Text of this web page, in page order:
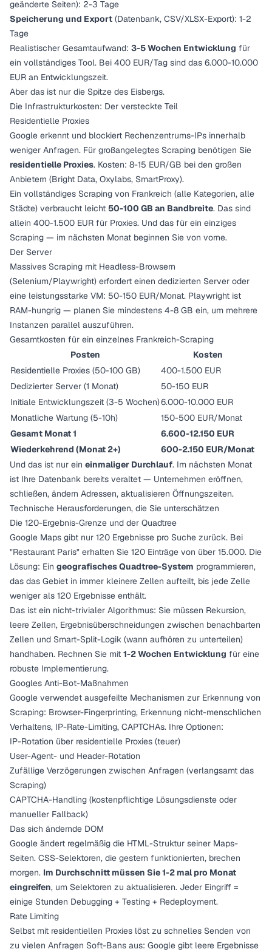
geänderte Seiten): 2-3 Tage
Speicherung und Export (Datenbank, CSV/XLSX-Export): 1-2
Tage
Realistischer Gesamtaufwand: 3-5 Wochen Entwicklung für
ein vollständiges Tool. Bei 400 EUR/Tag sind das 6.000-10.000
EUR an Entwicklungszeit.
Aber das ist nur die Spitze des Eisbergs.
Die Infrastrukturkosten: Der versteckte Teil
Residentielle Proxies
Google erkennt und blockiert Rechenzentrums-IPs innerhalb
weniger Anfragen. Für großangelegtes Scraping benötigen Sie
residentielle Proxies. Kosten: 8-15 EUR/GB bei den großen
Anbietern (Bright Data, Oxylabs, SmartProxy).
Ein vollständiges Scraping von Frankreich (alle Kategorien, alle
Städte) verbraucht leicht 50-100 GB an Bandbreite. Das sind
allein 400-1.500 EUR für Proxies. Und das für ein einziges
Scraping — im nächsten Monat beginnen Sie von vorne.
Der Server
Massives Scraping mit Headless-Browsern
(Selenium/Playwright) erfordert einen dedizierten Server oder
eine leistungsstarke VM: 50-150 EUR/Monat. Playwright ist
RAM-hungrig — planen Sie mindestens 4-8 GB ein, um mehrere
Instanzen parallel auszuführen.
Gesamtkosten für ein einzelnes Frankreich-Scraping
Posten
Kosten
Residentielle Proxies (50-100 GB)
400-1.500 EUR
Dedizierter Server (1 Monat)
50-150 EUR
Initiale Entwicklungszeit (3-5 Wochen)6.000-10.000 EUR
Monatliche Wartung (5-10h)
150-500 EUR/Monat
Gesamt Monat 1
6.600-12.150 EUR
Wiederkehrend (Monat 2+)
600-2.150 EUR/Monat
Und das ist nur ein einmaliger Durchlauf. Im nächsten Monat
ist Ihre Datenbank bereits veraltet — Unternehmen eröffnen,
schließen, ändern Adressen, aktualisieren Öffnungszeiten.
Technische Herausforderungen, die Sie unterschätzen
Die 120-Ergebnis-Grenze und der Quadtree
Google Maps gibt nur 120 Ergebnisse pro Suche zurück. Bei
"Restaurant Paris" erhalten Sie 120 Einträge von über 15.000. Die
Lösung: Ein geografisches Quadtree-System programmieren,
das das Gebiet in immer kleinere Zellen aufteilt, bis jede Zelle
weniger als 120 Ergebnisse enthält.
Das ist ein nicht-trivialer Algorithmus: Sie müssen Rekursion,
leere Zellen, Ergebnisüberschneidungen zwischen benachbarten
Zellen und Smart-Split-Logik (wann aufhören zu unterteilen)
handhaben. Rechnen Sie mit 1-2 Wochen Entwicklung für eine
robuste Implementierung.
Googles Anti-Bot-Maßnahmen
Google verwendet ausgefeilte Mechanismen zur Erkennung von
Scraping: Browser-Fingerprinting, Erkennung nicht-menschlichen
Verhaltens, IP-Rate-Limiting, CAPTCHAs. Ihre Optionen:
IP-Rotation über residentielle Proxies (teuer)
User-Agent- und Header-Rotation
Zufällige Verzögerungen zwischen Anfragen (verlangsamt das
Scraping)
CAPTCHA-Handling (kostenpflichtige Lösungsdienste oder
manueller Fallback)
Das sich ändernde DOM
Google ändert regelmäßig die HTML-Struktur seiner Maps-
Seiten. CSS-Selektoren, die gestern funktionierten, brechen
morgen. Im Durchschnitt müssen Sie 1-2 mal pro Monat
eingreifen, um Selektoren zu aktualisieren. Jeder Eingriff =
einige Stunden Debugging + Testing + Redeployment.
Rate Limiting
Selbst mit residentiellen Proxies löst zu schnelles Senden von
zu vielen Anfragen Soft-Bans aus: Google gibt leere Ergebnisse